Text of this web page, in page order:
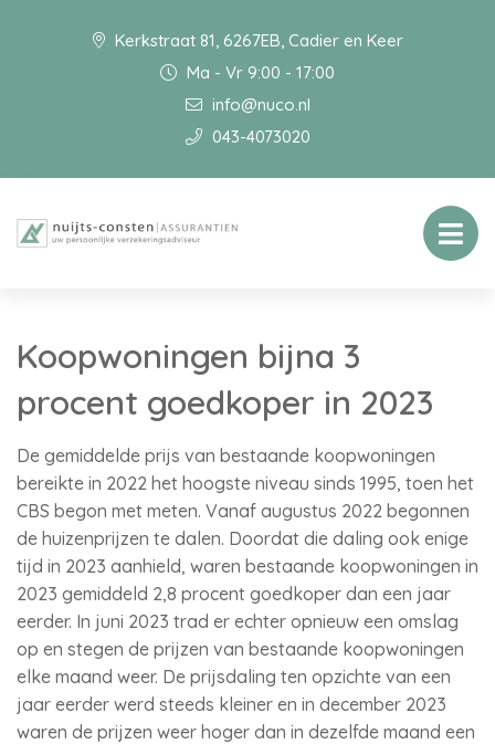
Kerkstraat 81, 6267EB, Cadier en Keer
Ma - Vr 9:00 - 17:00
info@nuco.nl
043-4073020
Koopwoningen bijna 3
procent goedkoper in 2023
De gemiddelde prijs van bestaande koopwoningen
bereikte in 2022 het hoogste niveau sinds 1995, toen het
CBS begon met meten. Vanaf augustus 2022 begonnen
de huizenprijzen te dalen. Doordat die daling ook enige
tijd in 2023 aanhield, waren bestaande koopwoningen in
2023 gemiddeld 2,8 procent goedkoper dan een jaar
eerder. In juni 2023 trad er echter opnieuw een omslag
op en stegen de prijzen van bestaande koopwoningen
elke maand weer. De prijsdaling ten opzichte van een
jaar eerder werd steeds kleiner en in december 2023
waren de prijzen weer hoger dan in dezelfde maand een